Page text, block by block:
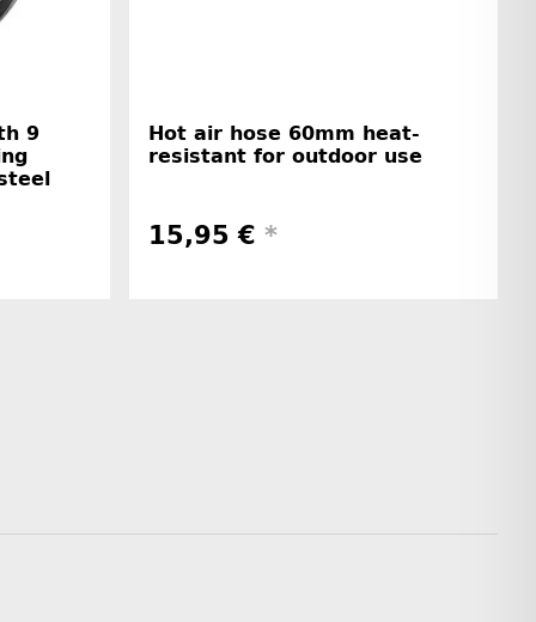
9
Hot air hose 60mm heat-
resistant for outdoor use
15,95 € *